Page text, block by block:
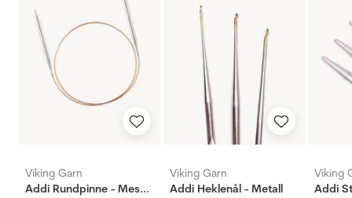
Viking Garn
Addi Rundpinne - Messing
Viking Garn
Addi Heklenål - Metall
Viking